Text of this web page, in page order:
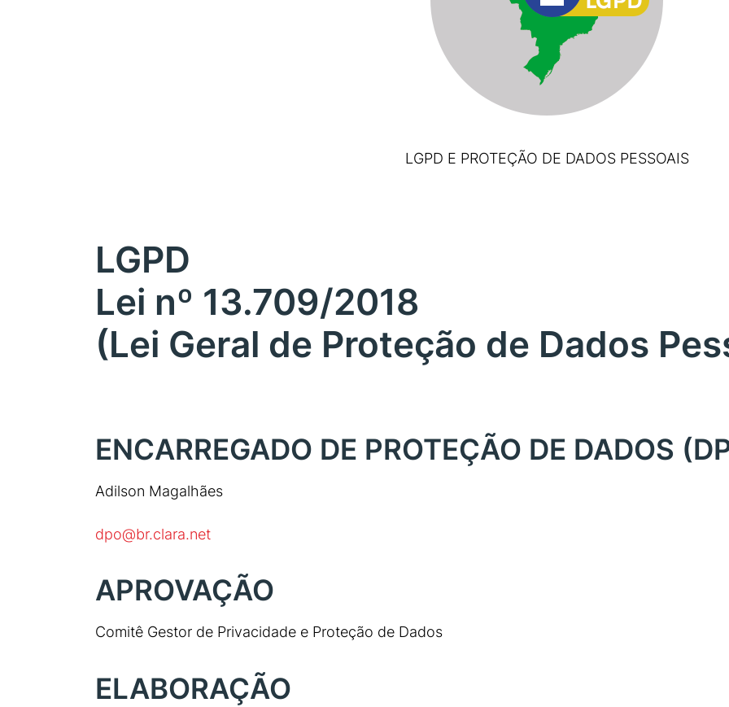
LGPD E PROTEÇÃO DE DADOS PESSOAIS
LGPD
Lei nº 13.709/2018
(Lei Geral de Proteção de Dados
ENCARREGADO DE PROTEÇÃO DE DADOS
Adilson Magalhães
dpo@br.clara.net
APROVAÇÃO
Comitê Gestor de Privacidade e Proteção de Dados
ELABORAÇÃO